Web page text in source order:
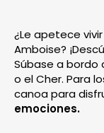
¿Le apetece
Amboise?
Súbase a bordo
o el Cher. Para
canoa para
emociones.